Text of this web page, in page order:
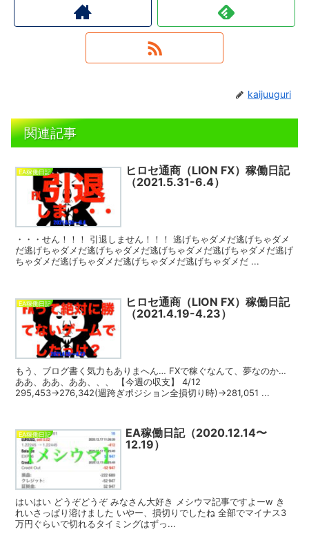
kaijuuguri
関連記事
EA稼働日記
ヒロセ通商（LION FX）稼働日記
（2021.5.31-6.4）
・・・せん！！！ 引退しません！！！ 逃げちゃダメだ逃げちゃダメ
だ逃げちゃダメだ逃げちゃダメだ逃げちゃダメだ逃げちゃダメだ逃げ
ちゃダメだ逃げちゃダメだ逃げちゃダメだ逃げちゃダメだ ...
EA稼働日記
ヒロセ通商（LION FX）稼働日記
（2021.4.19-4.23）
もう、ブログ書く気力もありまへん… FXで稼ぐなんて、夢なのか…
ああ、ああ、ああ、、、 【今週の収支】 4/12
295,453→276,342(週跨ぎポジション全損切り時)→281,051 ...
EA稼働日記
EA稼働日記（2020.12.14〜
12.19）
はいはい どうぞどうぞ みなさん大好き メシウマ記事ですよーw き
れいさっぱり溶けました いやー、損切りでしたね 全部でマイナス3
万円ぐらいで切れるタイミングはずっ...